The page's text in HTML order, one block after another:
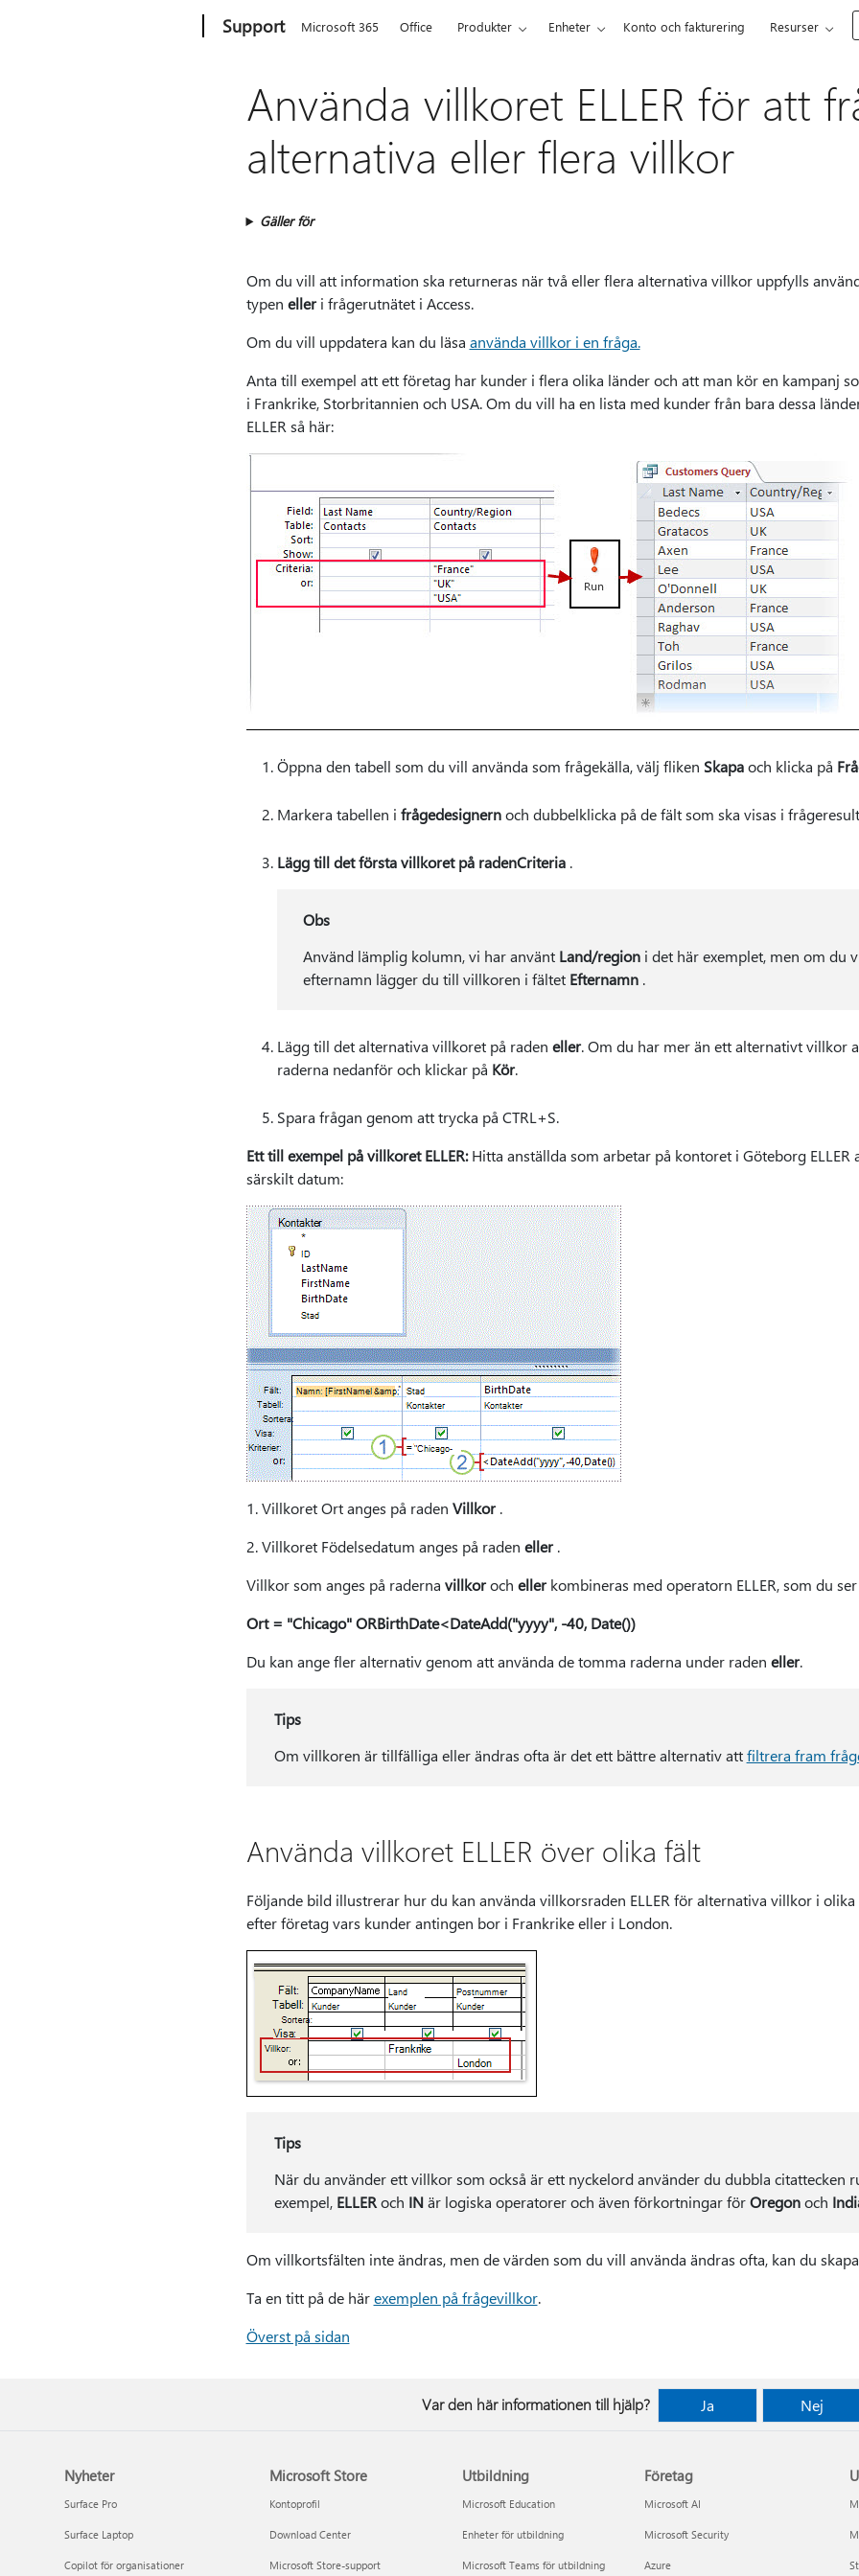
Support Microsoft 365 Office Produkter Enheter Konto och fakturering Resurser
Använda villkoret ELLER för att
alternativa eller flera villkor
Gäller för
Om du vill att information ska returneras när två eller flera alternativa villkor uppfylls
typen elleri frågerutnätet i Access.
Om du vill uppdatera kan du läsa använda villkor i en fråga.
Anta till exempel att ett företag har kunder i flera olika länder och att man kör en kampanj
i Frankrike, Storbritannien och USA. Om du vill ha en lista med kunder från bara dessa
ELLER så här:
Öppna den tabell som du vill använda som frågekälla, välj fliken Skapaoch klicka på
Markera tabellen i frågedesignernoch dubbelklicka på de fält som ska visas i
Lägg till det första villkoret på radenCriteria.
Obs
Använd lämplig kolumn, vi har använt Land/region i det här exemplet, men om du
efternamn lägger du till villkoren i fältet Efternamn .
Lägg till det alternativa villkoret på raden eller. Om du har mer än ett alternativt villkor
raderna nedanför och klickar på Kör.
Spara frågan genom att trycka på CTRL+S.
Ett till exempel på villkoret ELLER:Hitta anställda som arbetar på kontoret i Göteborg ELLER
särskilt datum:
1. Villkoret Ort anges på raden Villkor.
2. Villkoret Födelsedatum anges på raden eller.
Villkor som anges på raderna villkoroch ellerkombineras med operatorn ELLER, som du
Ort = "Chicago" ORBirthDate<DateAdd("yyyy", -40, Date())
Du kan ange fler alternativ genom att använda de tomma raderna under raden eller.
Tips
Om villkoren är tillfälliga eller ändras ofta är det ett bättre alternativ attfiltrera fram
Använda villkoret ELLER över olika fält
Följande bild illustrerar hur du kan använda villkorsraden ELLER för alternativa villkor i
efter företag vars kunder antingen bor i Frankrike eller i London.
Tips
När du använder ett villkor som också är ett nyckelord använder du dubbla citattecken
exempel, ELLERoch INär logiska operatorer och även förkortningar förOregonoch
Om villkortsfälten inte ändras, men de värden som du vill använda ändras ofta, kan du
Ta en titt på de härexemplen på frågevillkor.
Överst på sidan
Var den här informationen till hjälp? Ja Nej
Nyheter
Surface Pro
Surface Laptop
Copilot för organisationer
Microsoft Store
Kontoprofil
Download Center
Microsoft Store-support
Utbildning
Microsoft Education
Enheter för utbildning
Microsoft Teams för utbildning
Företag
Microsoft AI
Microsoft Security
Azure